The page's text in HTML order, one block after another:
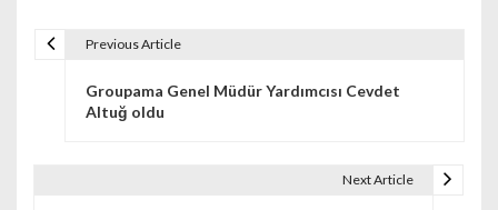
Previous Article
Groupama Genel Müdür Yardımcısı Cevdet
Altuğ oldu
Next Article